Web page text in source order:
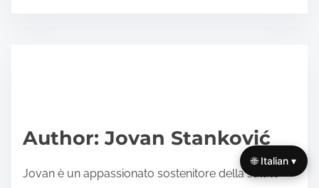
p
s
tAuthor: Jovan Stanković
Jovan è un appassionato sostenitore della salute
🌐 Italian ▾